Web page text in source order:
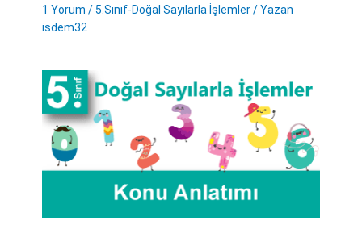
1 Yorum /5.Sınıf-Doğal Sayılarla İşlemler/ Yazan
isdem32